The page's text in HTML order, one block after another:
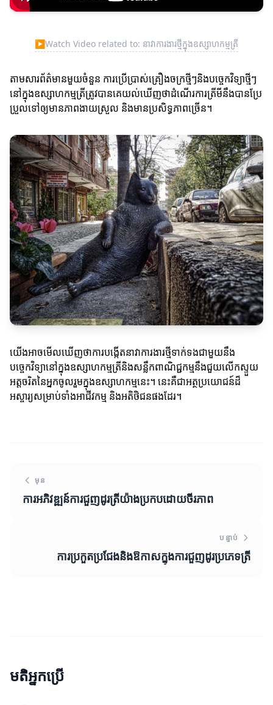
▶Watch Video related to: នាវាការងារថ្មីក្នុងឧស្សាហកម្មត្រី
តាមសារព័ត៌មានមួយចំនួន ការប្រើប្រាស់គ្រឿងចក្រថ្មីៗនិងបច្ចេកវិទ្យាថ្មីៗ
នៅក្នុងឧស្សាហកម្មត្រីត្រូវបានគេយល់ឃើញថាដំណើរការត្រីមីនឹងបានប្រែ
ប្រួលទៅឲ្យមានភាពងាយស្រួល និងមានប្រសិទ្ធភាពច្រើន។
យើងអាចមើលឃើញថាការបង្កើតនាវាការងារថ្មីទាក់ទងជាមួយនឹង
បច្ចេកវិទ្យានៅក្នុងឧស្សាហកម្មត្រីនិងសន្លឹកពាណិជ្ជកម្មនឹងជួយលើកស្ទួយ
អត្តចរិតនៃអ្នកចូលរួមក្នុងឧស្សាហកម្មនេះ។ នេះគឺជាអត្ថប្រយោជន៍ដ៏
អស្ចារ្យសម្រាប់ទាំងអាជីវកម្ម និងអតិថិជនផងដែរ។
មុន
ការអភិវឌ្ឍន៍ការជួញដូរត្រីយ៉ាងប្រកបដោយចីរភាព
បន្ទាប់
ការប្រកួតប្រជែងនិងឱកាសក្នុងការជួញដូរប្រភេទត្រី
មតិអ្នកប្រើ